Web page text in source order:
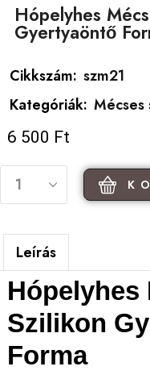
Hópelyhes
Gyertyaöntő
Cikkszám: szm21
Kategóriák:
6 500 Ft
Leírás
Hópelyhes
Szilikon
Forma